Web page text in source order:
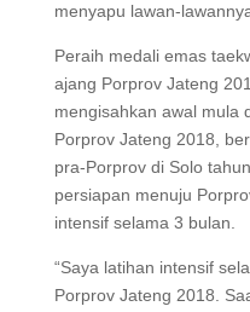
menyapu lawan-
Peraih medali emas
ajang Porprov Jateng
mengisahkan awal mula
Porprov Jateng 2018,
pra-Porprov di Solo
persiapan menuju
intensif selama 3 bulan.
“Saya latihan intensif
Porprov Jateng 2018.